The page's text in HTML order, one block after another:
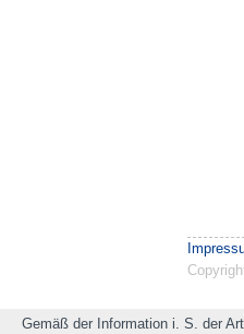
Gemäß der Information i. S. der